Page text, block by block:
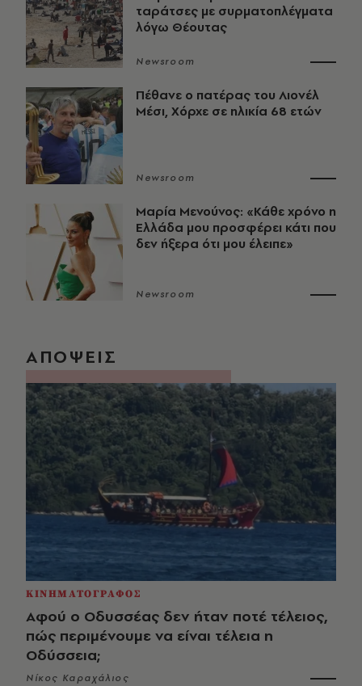
ταράτσες με συρματοπλέγματα
λόγω Θέουτας
Newsroom
Πέθανε ο πατέρας του Λιονέλ
Μέσι, Χόρχε σε ηλικία 68 ετών
Newsroom
Μαρία Μενούνος: «Κάθε χρόνο η
Ελλάδα μου προσφέρει κάτι που
δεν ήξερα ότι μου έλειπε»
Newsroom
ΑΠΟΨΕΙΣ
ΚΙΝΗΜΑΤΟΓΡΑΦΟΣ
Αφού ο Οδυσσέας δεν ήταν ποτέ τέλειος,
πώς περιμένουμε να είναι τέλεια η
Οδύσσεια;
Νίκος Καραχάλιος